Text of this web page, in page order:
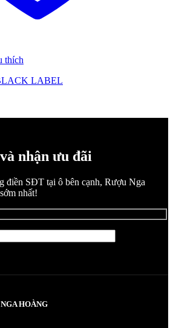
thích
LABEL
nhận ưu đãi
điền SĐT tại ô bên cạnh, Rượu Nga
nhất!
HOÀNG